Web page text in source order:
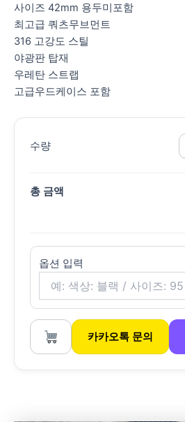
사이즈 42mm 용두미포함
최고급 쿼츠무브먼트
316 고강도 스틸
야광판 탑재
우레탄 스트랩
고급우드케이스 포함
수량
총 금액
옵션 입력
카카오톡 문의